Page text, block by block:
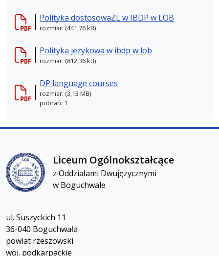
Polityka dostosowaZL w IBDP w LOB
rozmiar: (441,76 kB)
Polityka jezykowa w ibdp w lob
rozmiar: (812,36 kB)
DP language courses
rozmiar: (3,13 MB)
pobrań: 1
Liceum Ogólnokształcącez Oddziałami Dwujęzycznymi
Liceum Ogólnokształcące
z Oddziałami Dwujęzycznymi
w Boguchwale
ul. Suszyckich 11
36-040 Boguchwała
powiat rzeszowski
woj. podkarpackie